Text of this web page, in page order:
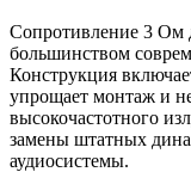
Сопротивление 3 Ом
большинством
Конструкция
упрощает монтаж и
высокочастотного
замены штатных
аудиосистемы.